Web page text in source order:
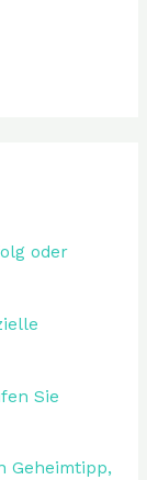
oder
Sie
Geheimtipp,